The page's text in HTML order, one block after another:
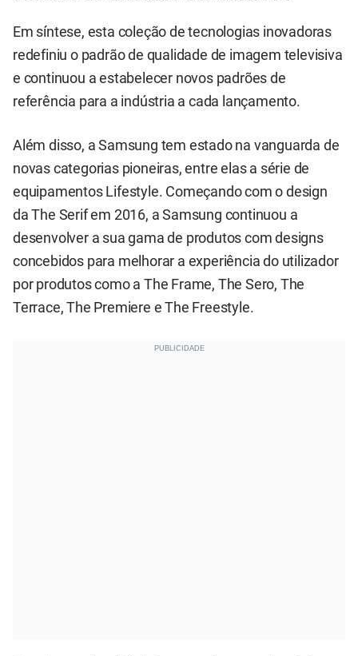
Em síntese, esta coleção de tecnologias inovadoras
redefiniu o padrão de qualidade de imagem televisiva
e continuou a estabelecer novos padrões de
referência para a indústria a cada lançamento.
Além disso, a Samsung tem estado na vanguarda de
novas categorias pioneiras, entre elas a série de
equipamentos Lifestyle. Começando com o design
da The Serif em 2016, a Samsung continuou a
desenvolver a sua gama de produtos com designs
concebidos para melhorar a experiência do utilizador
por produtos como a The Frame, The Sero, The
Terrace, The Premiere e The Freestyle.